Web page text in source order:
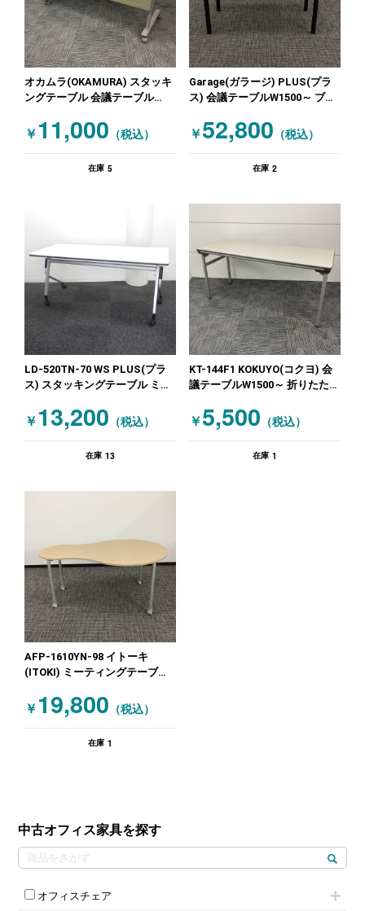
中古オフィス家具を探す
オフィスチェア
オカムラ(OKAMURA) スタッキ
ングテーブル 会議テーブル
￥ 11,000 （税込）
在庫 5
Garage(ガラージ) PLUS(プラ
ス) 会議テーブルW1500～ ブラ
￥52,800 （税込）
在庫 2
LD-520TN-70 WS PLUS(プラ
ス) スタッキングテーブル ミー
W1500～ ホワイト
￥ 13,200 （税込）
在庫 13
KT-144F1 KOKUYO(コクヨ) 会
議テーブルW1500～ 折りたたみ
￥5,500 （税込）
在庫 1
AFP-1610YN-98 イトーキ
(ITOKI) ミーティングテーブル
チュラル）
￥ 19,800 （税込）
在庫 1